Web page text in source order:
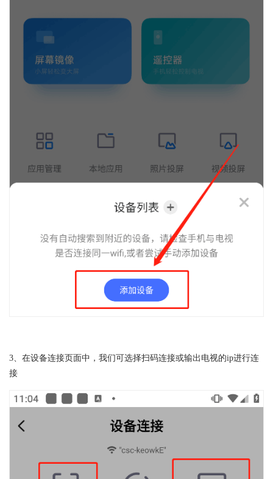
3、在设备连接页面中，我们可选择扫码连接或输出电视的ip进行连
接